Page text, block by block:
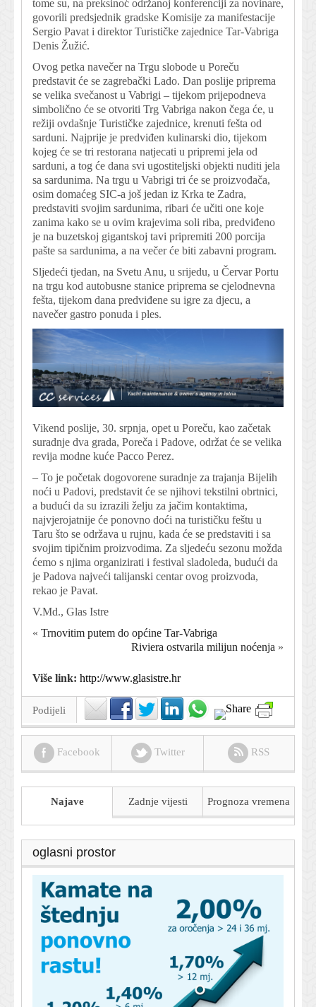
tome su, na preksinoć održanoj konferenciji za novinare,
govorili predsjednik gradske Komisije za manifestacije
Sergio Pavat i direktor Turističke zajednice Tar-Vabriga
Denis Žužić.
Ovog petka navečer na Trgu slobode u Poreču
predstavit će se zagrebački Lado. Dan poslije priprema
se velika svečanost u Vabrigi – tijekom prijepodneva
simbolično će se otvoriti Trg Vabriga nakon čega će, u
režiji ovdašnje Turističke zajednice, krenuti fešta od
sarduni. Najprije je predviđen kulinarski dio, tijekom
kojeg će se tri restorana natjecati u pripremi jela od
sarduni, a tog će dana svi ugostiteljski objekti nuditi jela
sa sardunima. Na trgu u Vabrigi tri će se proizvođača,
osim domaćeg SIC-a još jedan iz Krka te Zadra,
predstaviti svojim sardunima, ribari će učiti one koje
zanima kako se u ovim krajevima soli riba, predviđeno
je na buzetskoj gigantskoj tavi pripremiti 200 porcija
pašte sa sardunima, a na večer će biti zabavni program.
Sljedeći tjedan, na Svetu Anu, u srijedu, u Červar Portu
na trgu kod autobusne stanice priprema se cjelodnevna
fešta, tijekom dana predviđene su igre za djecu, a
navečer gastro ponuda i ples.
Vikend poslije, 30. srpnja, opet u Poreču, kao začetak
suradnje dva grada, Poreča i Padove, održat će se velika
revija modne kuće Pacco Perez.
– To je početak dogovorene suradnje za trajanja Bijelih
noći u Padovi, predstavit će se njihovi tekstilni obrtnici,
a budući da su izrazili želju za jačim kontaktima,
najvjerojatnije će ponovno doći na turističku feštu u
Taru što se održava u rujnu, kada će se predstaviti i sa
svojim tipičnim proizvodima. Za sljedeću sezonu možda
ćemo s njima organizirati i festival sladoleda, budući da
je Padova najveći talijanski centar ovog proizvoda,
rekao je Pavat.
V.Md., Glas Istre
« Trnovitim putem do općine Tar-Vabriga
Riviera ostvarila milijun noćenja »
Više link: http://www.glasistre.hr
Podijeli
Facebook Twitter RSS
Najave Zadnje vijesti Prognoza vremena
oglasni prostor